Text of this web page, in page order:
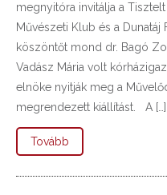
megnyitóra invitálja a
Művészeti Klub és a
köszöntőt mond dr. Bagó
Vadász Mária volt
elnöke nyitják meg a
megrendezett kiállítást. A […]
Tovább